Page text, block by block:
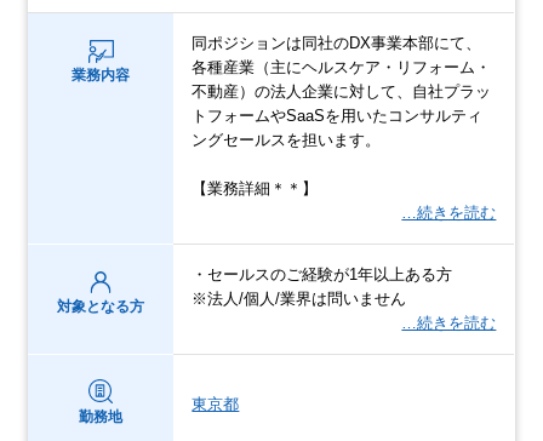
業務内容
同ポジションは同社のDX事業本部にて、
各種産業（主にヘルスケア・リフォーム・
不動産）の法人企業に対して、自社プラッ
トフォームやSaaSを用いたコンサルティ
ングセールスを担います。
【業務詳細＊＊】
…続きを読む
対象となる方
・セールスのご経験が1年以上ある方
※法人/個人/業界は問いません
…続きを読む
勤務地
東京都